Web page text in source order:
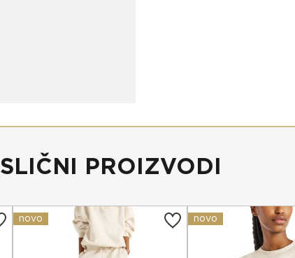
SLIČNI PROIZVODI
novo novo